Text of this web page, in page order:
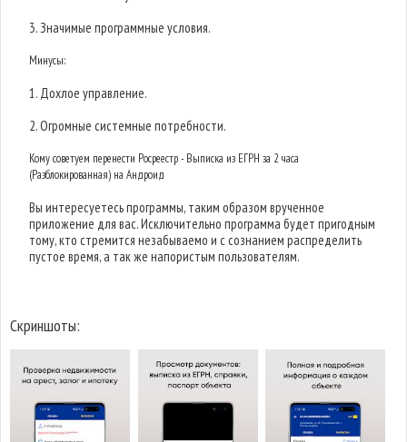
3. Значимые программные условия.
Минусы:
1. Дохлое управление.
2. Огромные системные потребности.
Кому советуем перенести Росреестр - Выписка из ЕГРН за 2 часа
(Разблокированная) на Андроид
Вы интересуетесь программы, таким образом врученное
приложение для вас. Исключительно программа будет пригодным
тому, кто стремится незабываемо и с сознанием распределить
пустое время, а так же напористым пользователям.
Скриншоты: